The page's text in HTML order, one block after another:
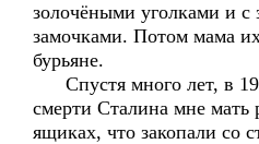
золочёными уголками и с
замочками. Потом мама
бурьяне.
Спустя много лет, в
смерти Сталина мне мать
ящиках, что закопали со